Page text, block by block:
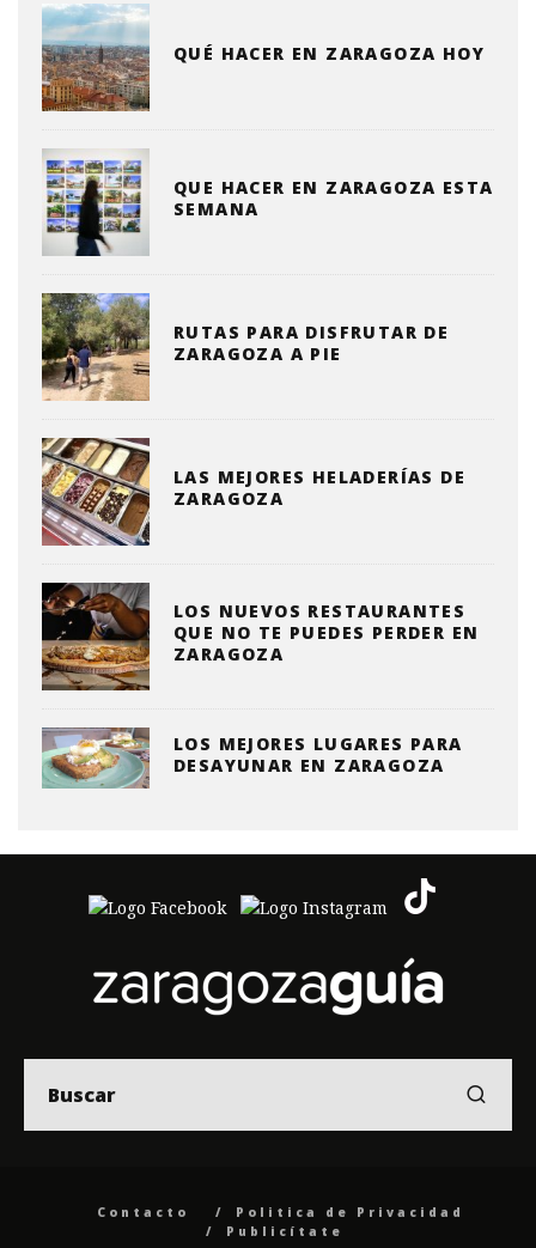
QUÉ HACER EN ZARAGOZA HOY
QUE HACER EN ZARAGOZA ESTA
SEMANA
RUTAS PARA DISFRUTAR DE
ZARAGOZA A PIE
LAS MEJORES HELADERÍAS DE
ZARAGOZA
LOS NUEVOS RESTAURANTES
QUE NO TE PUEDES PERDER EN
ZARAGOZA
LOS MEJORES LUGARES PARA
DESAYUNAR EN ZARAGOZA
Contacto
Politica de Privacidad
Publicítate